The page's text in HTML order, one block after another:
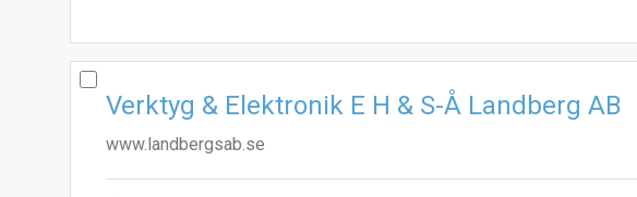
Verktyg & Elektronik E H & S-Å Landberg AB
www.landbergsab.se